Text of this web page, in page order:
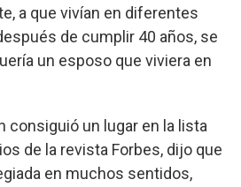
a que vivían en diferentes
de cumplir 40 años, se
un esposo que viviera en
consiguió un lugar en la lista
de la revista Forbes, dijo que
en muchos sentidos,